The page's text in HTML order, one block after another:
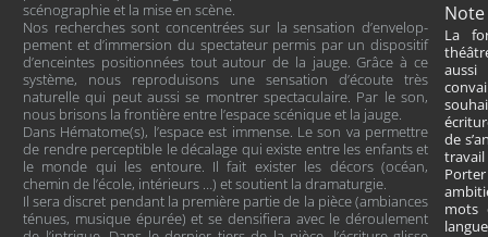
scénographie et la mise en scène.
Nos recherches sont concentrées sur la sensation d’envelop-
pement et d’immersion du spectateur permis par un dispositif
d’enceintes positionnées tout autour de la jauge. Grâce à ce
système, nous reproduisons une sensation d’écoute très
naturelle qui peut aussi se montrer spectaculaire. Par le son,
nous brisons la frontière entre l’espace scénique et la jauge.
Dans Hématome(s), l’espace est immense. Le son va permettre
de rendre perceptible le décalage qui existe entre les enfants et
le monde qui les entoure. Il fait exister les décors (océan,
chemin de l’école, intérieurs …) et soutient la dramaturgie.
Il sera discret pendant la première partie de la pièce (ambiances
ténues, musique épurée) et se densifiera avec le déroulement
La
aussi
de
travail
mots